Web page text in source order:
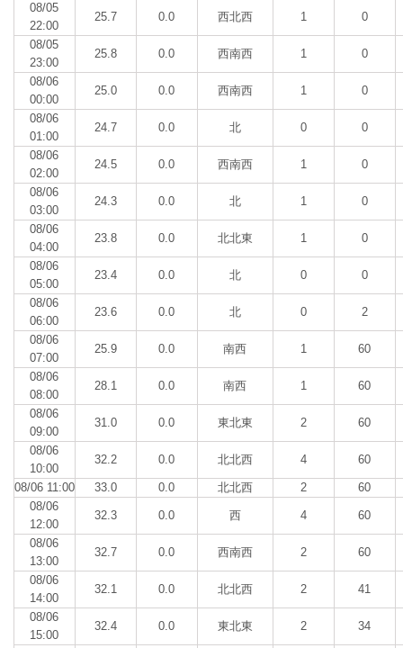
08/05
22:00
25.7 0.0 西北西 1 0
08/05
23:00
25.8 0.0 西南西 1 0
08/06
00:00
25.0 0.0 西南西 1 0
08/06
01:00
24.7 0.0 北 0 0
08/06
02:00
24.5 0.0 西南西 1 0
08/06
03:00
24.3 0.0 北 1 0
08/06
04:00
23.8 0.0 北北東 1 0
08/06
05:00
23.4 0.0 北 0 0
08/06
06:00
23.6 0.0 北 0 2
08/06
07:00
25.9 0.0 南西 1 60
08/06
08:00
28.1 0.0 南西 1 60
08/06
09:00
31.0 0.0 東北東 2 60
08/06
10:00
32.2 0.0 北北西 4 60
08/06 11:00 33.0 0.0 北北西 2
60
08/06
12:00
32.3 0.0 西 4 60
08/06
13:00
32.7 0.0 西南西 2 60
08/06
14:00
32.1 0.0 北北西 2 41
08/06
15:00
32.4 0.0 東北東 2 34